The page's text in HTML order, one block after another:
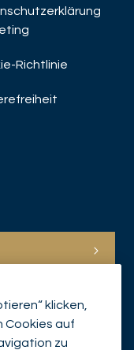
Richtlinie
klicken,
Cookies auf
zu